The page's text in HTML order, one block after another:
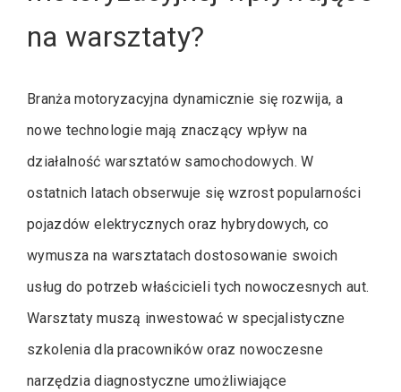
na warsztaty?
Branża motoryzacyjna dynamicznie się rozwija, a
nowe technologie mają znaczący wpływ na
działalność warsztatów samochodowych. W
ostatnich latach obserwuje się wzrost popularności
pojazdów elektrycznych oraz hybrydowych, co
wymusza na warsztatach dostosowanie swoich
usług do potrzeb właścicieli tych nowoczesnych aut.
Warsztaty muszą inwestować w specjalistyczne
szkolenia dla pracowników oraz nowoczesne
narzędzia diagnostyczne umożliwiające